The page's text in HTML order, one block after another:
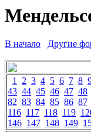
В начало Другие
1 2 3 4 5 6 7 8
43 44 45 46 47 48
82 83 84 85 86 87
116 117 118 119
146 147 148 149